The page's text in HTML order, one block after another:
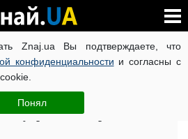
Znaj.ua Вы подтверждаете, что
конфиденциальности и согласны с
Понял
УКРАИНЫ КОРОНАВИРУС В
ЧИТАТИ УКРАЇНСЬКОЮ
на украинской границе что-